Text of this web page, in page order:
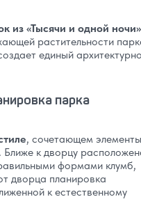
из «Тысячи и одной ночи»
растительности
единый
парка
, сочетающем элементы
Ближе к дворцу
формами клумб,
дворца планировка
к естественному